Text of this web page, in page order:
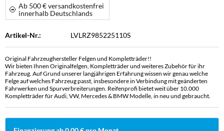
Ab 500 € versandkostenfrei
innerhalb Deutschlands
Artikel-Nr.: LVLRZ985225110S
Original Fahrzeughersteller Felgen und Kompletträder!!
Wir bieten Ihnen Originalfelgen, Kompletträder und weiteres Zubehör für ihr
Fahrzeug. Auf Grund unserer langjährigen Erfahrung wissen wir genau welche
Felge auf welches Fahrzeug passt, insbesondere in Verbindung mit geänderten
Fahrwerken und Spurverbreiterungen. Reifenprofi bietet weit über 10.000
Kompletträder für Audi, VW, Mercedes & BMW Modelle, in neu und gebraucht.